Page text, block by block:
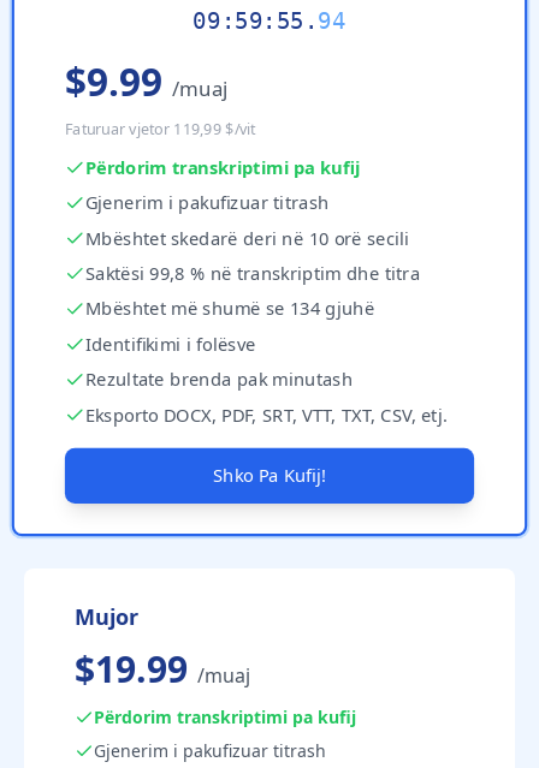
09 : 59: 55 . 69
$9.99 /muaj
Faturuar vjetor 119,99 $/vit
Përdorim transkriptimi pa kufij
Gjenerim i pakufizuar titrash
Mbështet skedarë deri në 10 orë secili
Saktësi 99,8 % në transkriptim dhe titra
Mbështet më shumë se 134 gjuhë
Identifikimi i folësve
Rezultate brenda pak minutash
Eksporto DOCX, PDF, SRT, VTT, TXT, CSV, etj.
Shko Pa Kufij!
Mujor
$19.99 /muaj
Përdorim transkriptimi pa kufij
Gjenerim i pakufizuar titrash